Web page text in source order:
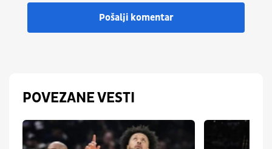
Pošalji komentar
POVEZANE VESTI